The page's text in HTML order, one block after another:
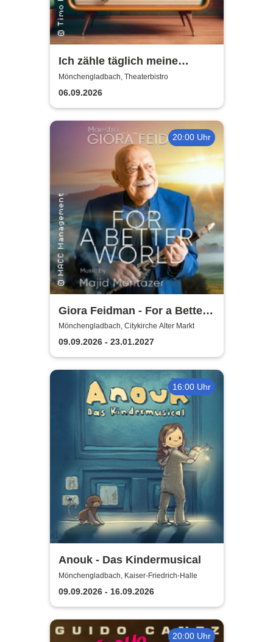
Ich zähle täglich meine
Sorgen | Die Schlager der
50er & 60er Jahre
Mönchengladbach, Theaterbistro
06.09.2026
20:00 Uhr
Giora Feidman - For a Better
World
Mönchengladbach, Citykirche Alter Markt
09.09.2026 - 23.01.2027
16:00 Uhr
Anouk - Das Kindermusical
Mönchengladbach, Kaiser-Friedrich-Halle
09.09.2026 - 16.09.2026
20:00 Uhr